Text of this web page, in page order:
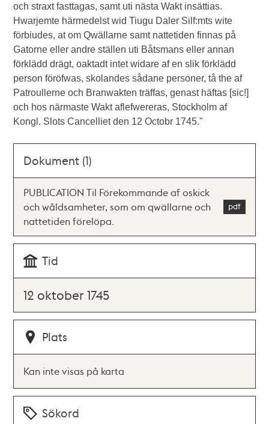
och straxt fasttagas, samt uti nästa Wakt insättias.
Hwarjemte härmedelst wid Tiugu Daler Silf:mts wite
förbiudes, at om Qwällarne samt nattetiden finnas på
Gatorne eller andre ställen uti Båtsmans eller annan
förklädd drägt, oaktadt intet widare af en slik förklädd
person föröfwas, skolandes sådane personer, tå the af
Patroullerne och Branwakten träffas, genast häftas [sic!]
och hos närmaste Wakt aflefwereras, Stockholm af
Kongl. Slots Cancelliet den 12 Octobr 1745."
Dokument (1)
PUBLICATION Til Förekommande af oskick
och wåldsamheter, som om qwällarne och
nattetiden förelöpa.
Tid
12 oktober 1745
Plats
Kan inte visas på karta
Sökord